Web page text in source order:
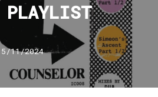
11/2024